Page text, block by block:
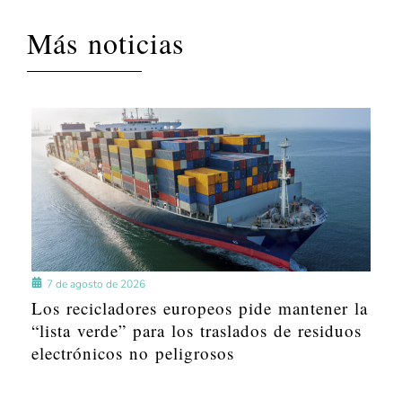
Más noticias
7 de agosto de 2026
Los recicladores europeos pide mantener la
“lista verde” para los traslados de residuos
electrónicos no peligrosos